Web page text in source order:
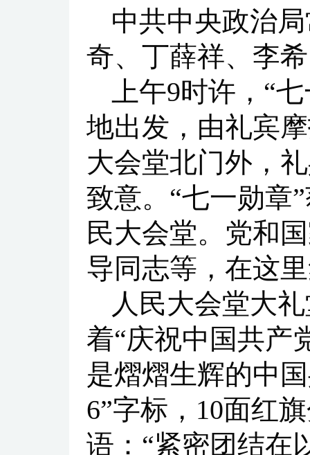
中共中央政治
奇、丁薛祥、李
上午9时许，“
地出发，由礼宾
大会堂北门外，
致意。“七一勋章
民大会堂。党和
导同志等，在这
人民大会堂大
着“庆祝中国共产
是熠熠生辉的中
6”字标，10面红
语：“紧密团结在